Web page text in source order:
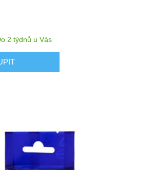
2 týdnů u Vás